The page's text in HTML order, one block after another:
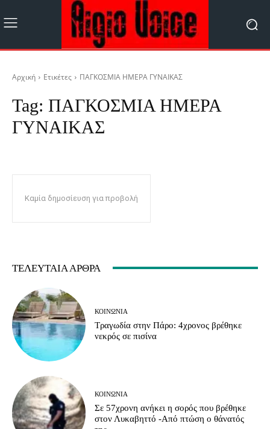
Αρχική Ετικέτες ΠΑΓΚΟΣΜΙΑ ΗΜΕΡΑ ΓΥΝΑΙΚΑΣ
Tag: ΠΑΓΚΟΣΜΙΑ ΗΜΕΡΑ
ΓΥΝΑΙΚΑΣ
Καμία δημοσίευση για προβολή
ΤΕΛΕΥΤΑΊΑ ΆΡΘΡΑ
ΚΟΙΝΩΝΊΑ
Τραγωδία στην Πάρο: 4χρονος βρέθηκε
νεκρός σε πισίνα
ΚΟΙΝΩΝΊΑ
Σε 57χρονη ανήκει η σορός που βρέθηκε
στον Λυκαβηττό -Από πτώση ο θάνατός